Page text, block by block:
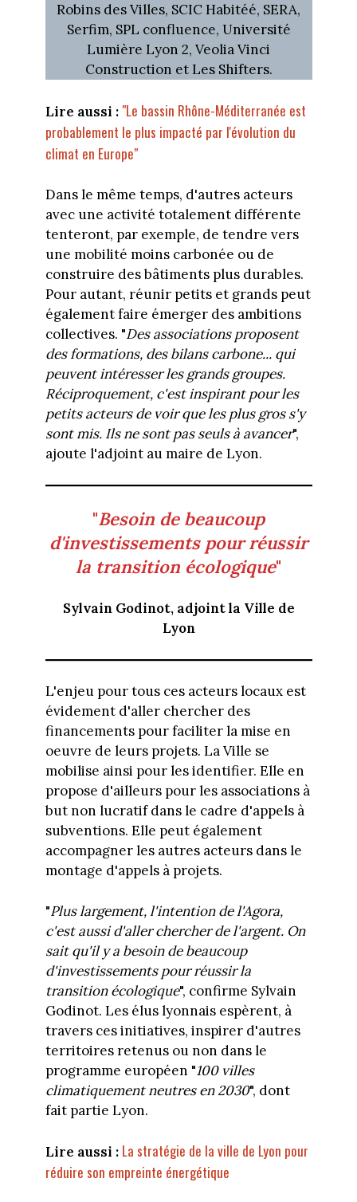
Robins des Villes, SCIC Habitéé, SERA,
Serfim, SPL confluence, Université
Lumière Lyon 2, Veolia Vinci
Construction et Les Shifters.
Lire aussi : "Le bassin Rhône-Méditerranée est
probablement le plus impacté par l'évolution du
climat en Europe"
Dans le même temps, d'autres acteurs
avec une activité totalement différente
tenteront, par exemple, de tendre vers
une mobilité moins carbonée ou de
construire des bâtiments plus durables.
Pour autant, réunir petits et grands peut
également faire émerger des ambitions
collectives. "Des associations proposent
des formations, des bilans carbone... qui
peuvent intéresser les grands groupes.
Réciproquement, c'est inspirant pour les
petits acteurs de voir que les plus gros s'y
sont mis. Ils ne sont pas seuls à avancer",
ajoute l'adjoint au maire de Lyon.
"Besoin de beaucoup
d'investissements pour réussir
la transition écologique"
Sylvain Godinot, adjoint la Ville de
Lyon
L'enjeu pour tous ces acteurs locaux est
évidement d'aller chercher des
financements pour faciliter la mise en
oeuvre de leurs projets. La Ville se
mobilise ainsi pour les identifier. Elle en
propose d'ailleurs pour les associations à
but non lucratif dans le cadre d'appels à
subventions. Elle peut également
accompagner les autres acteurs dans le
montage d'appels à projets.
"Plus largement, l'intention de l'Agora,
c'est aussi d'aller chercher de l'argent. On
sait qu'il y a besoin de beaucoup
d'investissements pour réussir la
transition écologique", confirme Sylvain
Godinot. Les élus lyonnais espèrent, à
travers ces initiatives, inspirer d'autres
territoires retenus ou non dans le
programme européen "100 villes
climatiquement neutres en 2030", dont
fait partie Lyon.
Lire aussi : La stratégie de la ville de Lyon pour
réduire son empreinte énergétique